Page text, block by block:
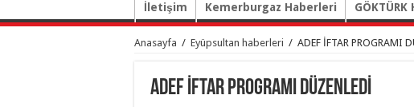
İletişim Kemerburgaz Haberleri GÖKTÜRK
Anasayfa / Eyüpsultan haberleri / ADEF İFTAR PROGRAMI
ADEF İFTAR PROGRAMI DÜZENLEDİ